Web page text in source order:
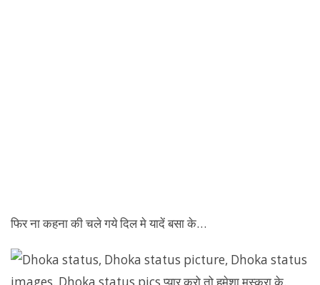
फिर ना कहना की चले गये दिल मे यादें बसा के…